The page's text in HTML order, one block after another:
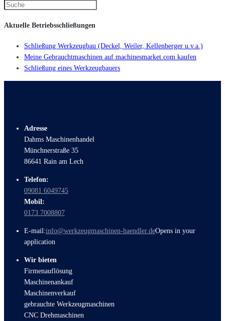
Aktuelle Betriebsschließungen
Schließung Werkzeugbau (Deckel, Weiler, Kellenberger u.v.a.)
Meine Gebrauchtmaschinen auf machinesmarket.com kaufen
Schließung eines Werkzeugbauers
Adresse
Dahms Maschinenhandel
Münchnerstraße 35
86641 Rain am Lech
Telefon:
09081 6049745
Mobil:
0173 7008807
E-mail:info@werkzeugmaschinen-haendler.deOpens in your
application
Wir bieten
Firmenauflösung
Maschinenankauf
Maschinenverkauf
gebrauchte Werkzeugmaschinen
CNC Drehmaschinen